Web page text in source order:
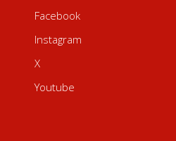
Facebook
Instagram
X
Youtube